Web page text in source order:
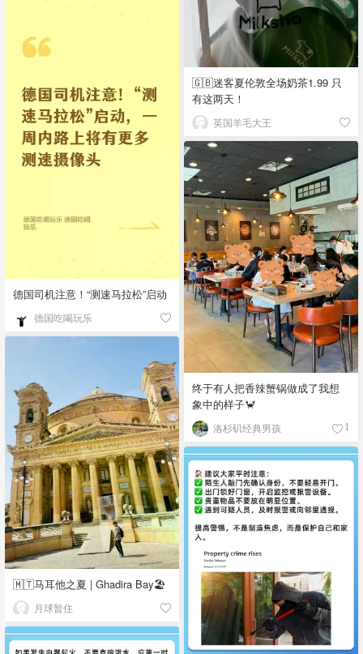
🇬🇧迷客夏伦敦全场奶茶1.99 只
有这两天！
英国羊毛大王
德国司机注意！“测速马拉松”启动
德国吃喝玩乐
终于有人把香辣蟹锅做成了我想
象中的样子🦀
洛杉矶经典男孩 1
🇲🇹马耳他之夏 | Ghadira Bay🏖️
月球暂住